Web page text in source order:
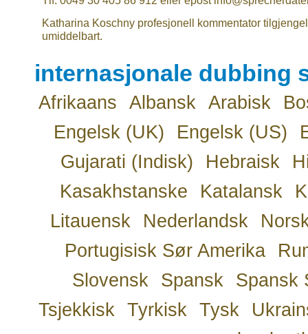
Katharina Koschny profesjonell kommentator
umiddelbart.
internasjonale dubbing
Afrikaans Albansk Arabisk
Engelsk (UK)
Engelsk (US)
Gujarati (Indisk)
Hebraisk
Kasakhstanske
Katalansk
Litauensk
Nederlandsk
Portugisisk Sør Amerika
Slovensk
Spansk
Spansk
Tsjekkisk
Tyrkisk Tysk